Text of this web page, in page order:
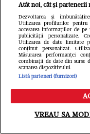
fiului său cel
GSP.ro
Meniu Caută
Atât noi, cât și
Dezvoltarea și
Utilizarea profilurilor pentru
accesarea informațiilor de
publicității personalizate.
Utilizarea de date limitate
conținut personalizat.
Măsurarea performanței
combinații de date din surse
scanarea dispozitivului.
Listă parteneri (furnizori)
VREAU SA